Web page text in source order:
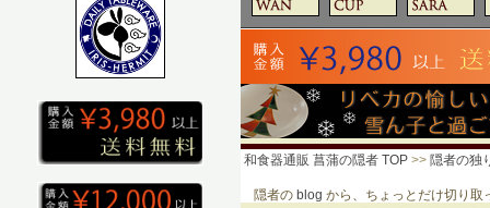
和食器通販 菖蒲の隠者 TOP >> 隠者の独
隠者の blog から、ちょっとだけ切り取